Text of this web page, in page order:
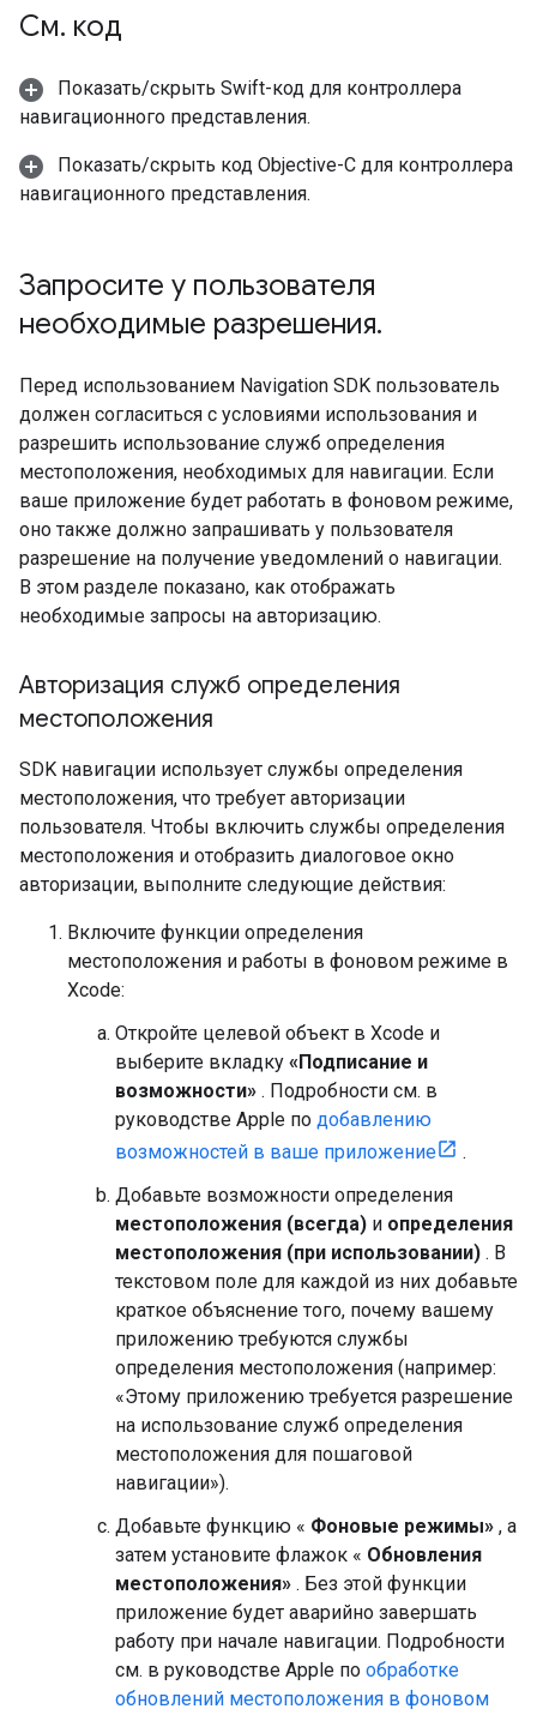
См. код
Показать/скрыть Swift-код для контроллера
навигационного представления.
Показать/скрыть код Objective-C для контроллера
навигационного представления.
Запросите у пользователя
необходимые разрешения.
Перед использованием Navigation SDK пользователь
должен согласиться с условиями использования и
разрешить использование служб определения
местоположения, необходимых для навигации. Если
ваше приложение будет работать в фоновом режиме,
оно также должно запрашивать у пользователя
разрешение на получение уведомлений о навигации.
В этом разделе показано, как отображать
необходимые запросы на авторизацию.
Авторизация служб определения
местоположения
SDK навигации использует службы определения
местоположения, что требует авторизации
пользователя. Чтобы включить службы определения
местоположения и отобразить диалоговое окно
авторизации, выполните следующие действия:
Включите функции определения
местоположения и работы в фоновом режиме в
Xcode:
Откройте целевой объект в Xcode и
выберите вкладку «Подписание и
возможности» . Подробности см. в
руководстве Apple по добавлению
возможностей в ваше приложение
.
Добавьте возможности определения
местоположения (всегда) и определения
местоположения (при использовании) . В
текстовом поле для каждой из них добавьте
краткое объяснение того, почему вашему
приложению требуются службы
определения местоположения (например:
«Этому приложению требуется разрешение
на использование служб определения
местоположения для пошаговой
навигации»).
Добавьте функцию « Фоновые режимы» , а
затем установите флажок « Обновления
местоположения» . Без этой функции
приложение будет аварийно завершать
работу при начале навигации. Подробности
см. в руководстве Apple по обработке
обновлений местоположения в фоновом